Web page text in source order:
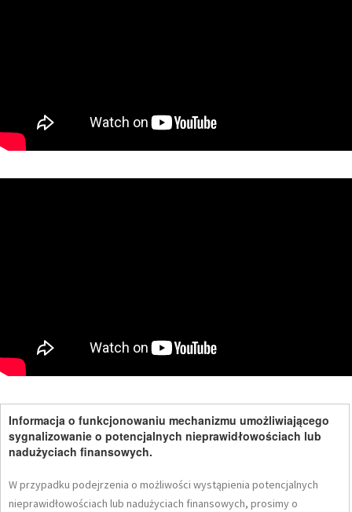
Informacja o funkcjonowaniu mechanizmu umożliwiającego
sygnalizowanie o potencjalnych nieprawidłowościach lub
nadużyciach finansowych.
W przypadku podejrzenia o możliwości wystąpienia potencjalnych
nieprawidłowościach lub nadużyciach finansowych, prosimy o